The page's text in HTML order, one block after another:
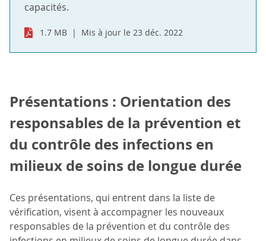
capacités.
1.7 MB Mis à jour le 23 déc. 2022
Présentations : Orientation des
responsables de la prévention et
du contrôle des infections en
milieux de soins de longue durée
Ces présentations, qui entrent dans la liste de
vérification, visent à accompagner les nouveaux
responsables de la prévention et du contrôle des